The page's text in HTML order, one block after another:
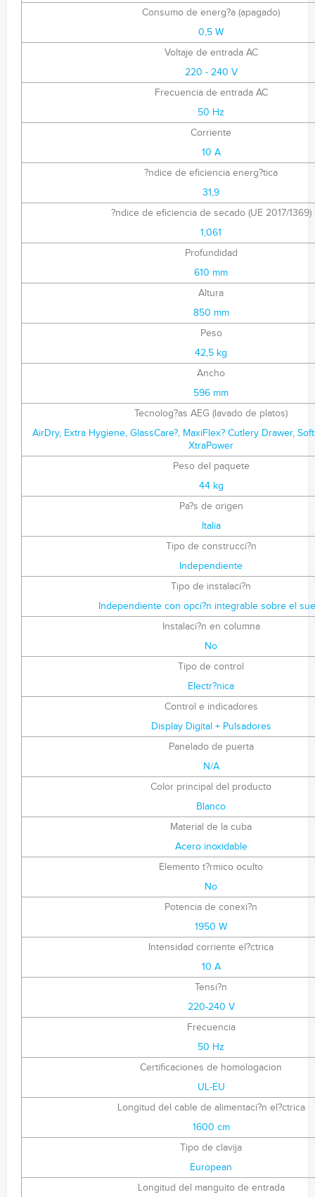
Consumo de energ?a (apagado)
0,5 W
Voltaje de entrada AC
220 - 240 V
Frecuencia de entrada AC
50 Hz
Corriente
10 A
?ndice de eficiencia energ?tica
31,9
?ndice de eficiencia de secado (UE 2017/1369)
1,061
Profundidad
610 mm
Altura
850 mm
Peso
42,5 kg
Ancho
596 mm
Tecnolog?as AEG (lavado de platos)
AirDry, Extra Hygiene, GlassCare?, MaxiFlex? Cutlery Drawer,
XtraPower
Peso del paquete
44 kg
Pa?s de origen
Italia
Tipo de construcci?n
Independiente
Tipo de instalaci?n
Independiente con opci?n integrable sobre el
Instalaci?n en columna
No
Tipo de control
Electr?nica
Control e indicadores
Display Digital + Pulsadores
Panelado de puerta
N/A
Color principal del producto
Blanco
Material de la cuba
Acero inoxidable
Elemento t?rmico oculto
No
Potencia de conexi?n
1950 W
Intensidad corriente el?ctrica
10 A
Tensi?n
220-240 V
Frecuencia
50 Hz
Certificaciones de homologacion
UL-EU
Longitud del cable de alimentaci?n el?ctrica
1600 cm
Tipo de clavija
European
Longitud del manguito de entrada